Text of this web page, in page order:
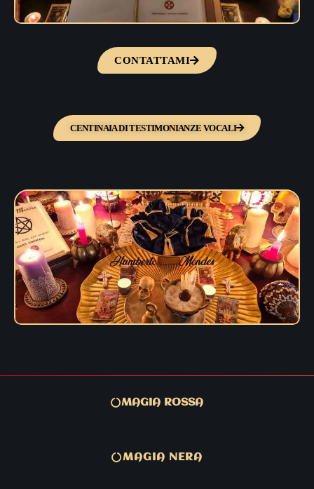
CONTATTAMI
CENTINAIA DI TESTIMONIANZE VOCALI
MAGIA ROSSA
MAGIA NERA